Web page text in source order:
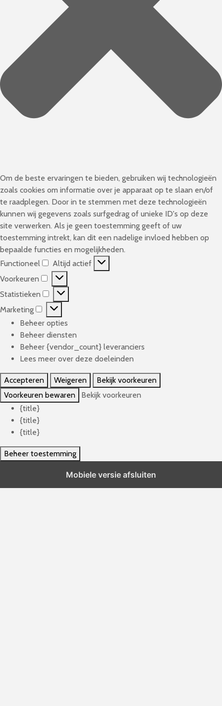
Om de beste ervaringen te bieden, gebruiken wij technologieën
zoals cookies om informatie over je apparaat op te slaan en/of
te raadplegen. Door in te stemmen met deze technologieën
kunnen wij gegevens zoals surfgedrag of unieke ID's op deze
site verwerken. Als je geen toestemming geeft of uw
toestemming intrekt, kan dit een nadelige invloed hebben op
bepaalde functies en mogelijkheden.
Functioneel
F
c
t
i
o
n
e
e
l
Altijd actief
Voorkeuren
o
r
k
e
n
Statistieken
t
a
t
i
s
e
k
Marketing
a
r
k
e
t
i
n
Beheer opties
Beheer diensten
Beheer {vendor_count} leveranciers
Lees meer over deze doeleinden
Accepteren Weigeren
Bekijk voorkeuren
Voorkeuren bewaren
Bekijk voorkeuren
{title}
{title}
{title}
Beheer toestemming
Mobiele versie afsluiten